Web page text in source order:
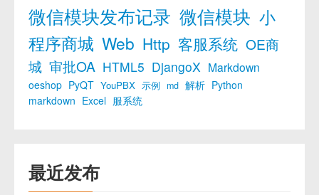
微信模块发布记录 微信模块 小
程序商城 Web Http 客服系统 OE商
城 审批OA HTML5 DjangoX Markdown
oeshop PyQT YouPBX 示例 md 解析 Python
markdown Excel 服系统
最近发布